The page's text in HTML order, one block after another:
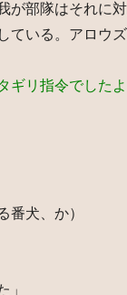
が部隊はそれに
いる。アロウ
リ指令でした
番犬、か）
」